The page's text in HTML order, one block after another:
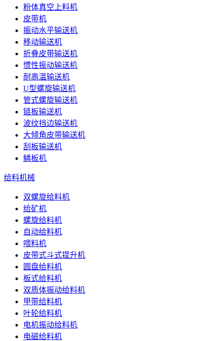
粉体真空上料机
皮带机
振动水平输送机
移动输送机
折叠皮带输送机
惯性振动输送机
耐高温输送机
U型螺旋输送机
管式螺旋输送机
链板输送机
波纹挡边输送机
大倾角皮带输送机
刮板输送机
鳞板机
给料机械
双螺旋给料机
给矿机
螺旋给料机
自动给料机
喂料机
皮带式斗式提升机
圆盘给料机
板式给料机
双质体振动给料机
甲带给料机
叶轮给料机
电机振动给料机
电磁给料机